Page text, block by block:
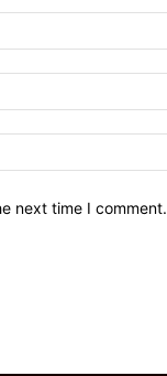
next time I comment.